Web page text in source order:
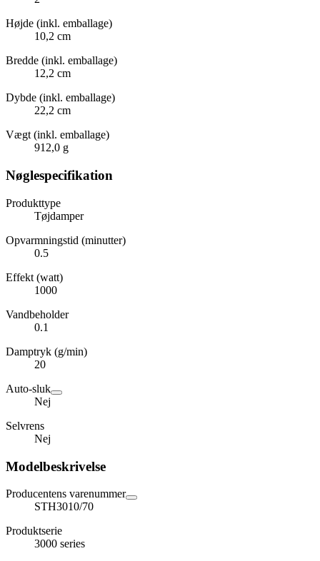
Højde (inkl. emballage)
10,2 cm
Bredde (inkl. emballage)
12,2 cm
Dybde (inkl. emballage)
22,2 cm
Vægt (inkl. emballage)
912,0 g
Nøglespecifikation
Produkttype
Tøjdamper
Opvarmningstid (minutter)
0.5
Effekt (watt)
1000
Vandbeholder
0.1
Damptryk (g/min)
20
Auto-sluk
Nej
Selvrens
Nej
Modelbeskrivelse
Producentens varenummer
STH3010/70
Produktserie
3000 series